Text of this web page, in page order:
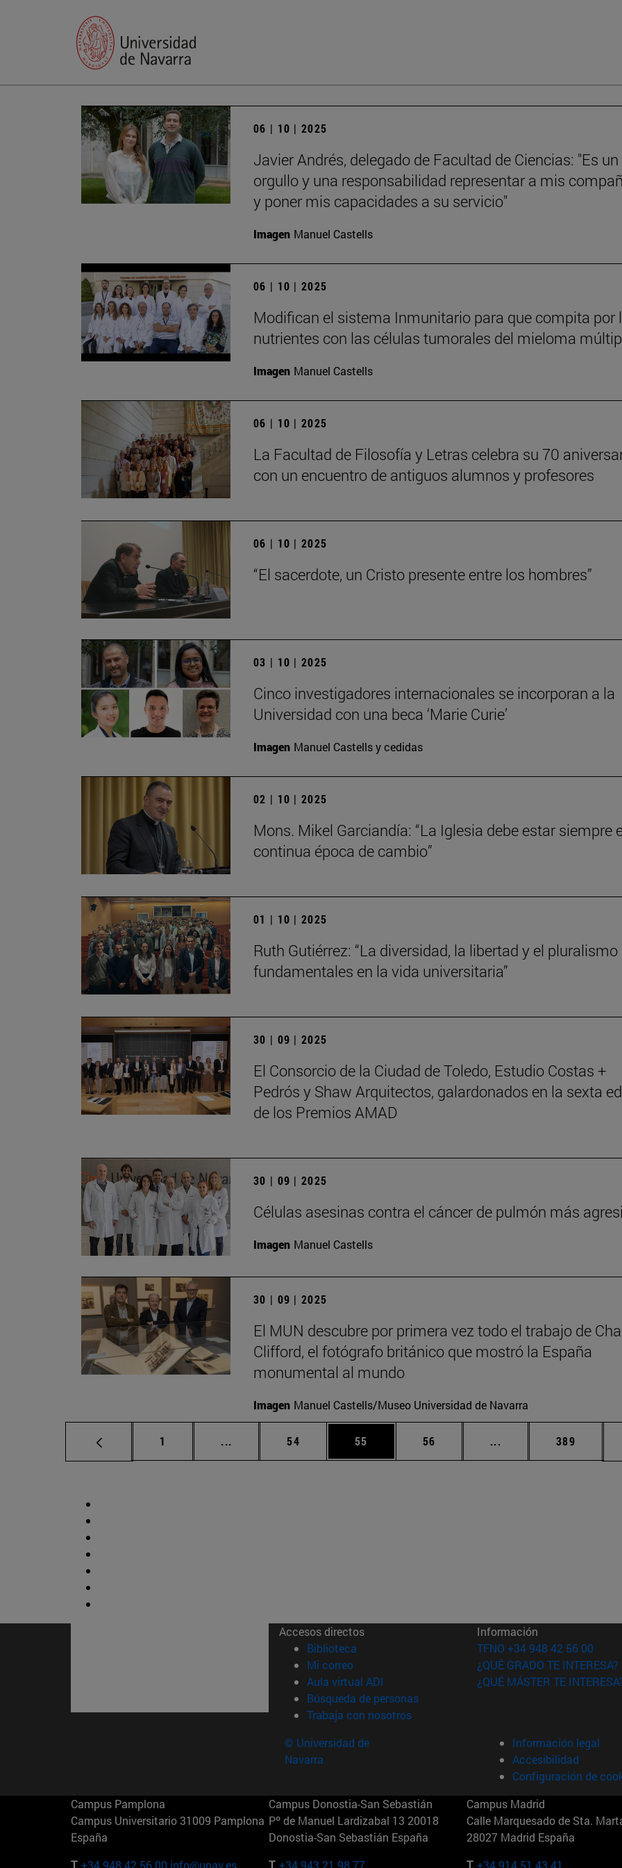
06 | 10 | 2025
Javier Andrés, delegado de Facultad de Ciencias: "Es un
orgullo y una responsabilidad representar a mis
y poner mis capacidades a su servicio"
Imagen Manuel Castells
06 | 10 | 2025
Modifican el sistema Inmunitario para que compita por
nutrientes con las células tumorales del mieloma
Imagen Manuel Castells
06 | 10 | 2025
La Facultad de Filosofía y Letras celebra su 70
con un encuentro de antiguos alumnos y profesores
06 | 10 | 2025
“El sacerdote, un Cristo presente entre los hombres”
03 | 10 | 2025
Cinco investigadores internacionales se incorporan a la
Universidad con una beca ‘Marie Curie’
Imagen Manuel Castells y cedidas
02 | 10 | 2025
Mons. Mikel Garciandía: “La Iglesia debe estar siempre
continua época de cambio”
01 | 10 | 2025
Ruth Gutiérrez: “La diversidad, la libertad y el
fundamentales en la vida universitaria”
30 | 09 | 2025
El Consorcio de la Ciudad de Toledo, Estudio Costas +
Pedrós y Shaw Arquitectos, galardonados en la sexta
de los Premios AMAD
30 | 09 | 2025
Células asesinas contra el cáncer de pulmón más
Imagen Manuel Castells
30 | 09 | 2025
El MUN descubre por primera vez todo el trabajo de
Clifford, el fotógrafo británico que mostró la España
monumental al mundo
Imagen Manuel Castells/Museo Universidad de Navarra
Página
1 ... Páginas intermedias Use TAB para desplazarse.
Página
54 Página
55 Página
56 ... Páginas intermedias
Página
389
Accesos directos
Biblioteca (abre en nueva ventana)
Mi correo(abre en nueva ventana)
Aula virtual ADI (abre en nueva ventana)
Búsqueda de personas(abre en nueva ventana)
Trabaja con nosotros(abre en nueva ventana)
Información
TFNO +34 948 42 56 00
¿QUÉ GRADO TE INTERESA?
¿QUÉ MÁSTER TE
© Universidad de
Navarra
Información legal
Accesibilidad
Configuración de
Campus Pamplona
Campus Universitario 31009 Pamplona
España
T. +34 948 42 56 00 info@unav.es
Campus Donostia-San Sebastián
Pº de Manuel Lardizabal 13 20018
Donostia-San Sebastián España
T. +34 943 21 98 77
Campus Madrid
Calle Marquesado de Sta.
28027 Madrid España
T. +34 914 51 43 41